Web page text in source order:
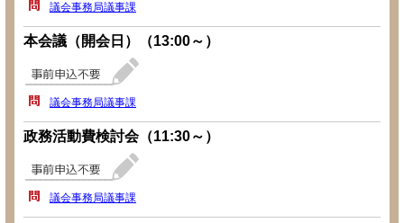
議会事務局議事課
本会議（開会日）（13:00～）
議会事務局議事課
政務活動費検討会（11:30～）
議会事務局議事課